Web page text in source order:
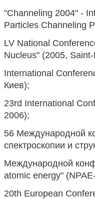
"Channeling 2004" -
Particles Channeling
LV National
Nucleus" (2005,
International
Киев);
23rd International
2006);
56 Международной
спектроскопии и
Международной
atomic energy"
20th European